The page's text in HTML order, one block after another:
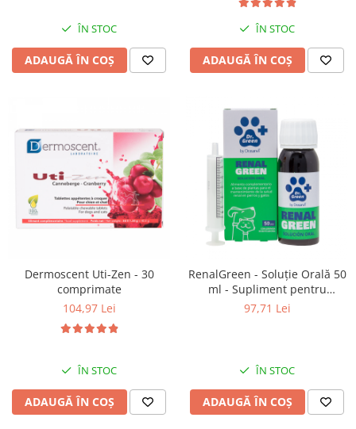
ÎN STOC
ADAUGĂ ÎN COȘ
ÎN STOC
ADAUGĂ ÎN COȘ
Dermoscent Uti-Zen - 30
comprimate
104,97 Lei
ÎN STOC
ADAUGĂ ÎN COȘ
RenalGreen - Soluție Orală 50
ml - Supliment pentru
sprijinirea funcției renale
97,71 Lei
ÎN STOC
ADAUGĂ ÎN COȘ